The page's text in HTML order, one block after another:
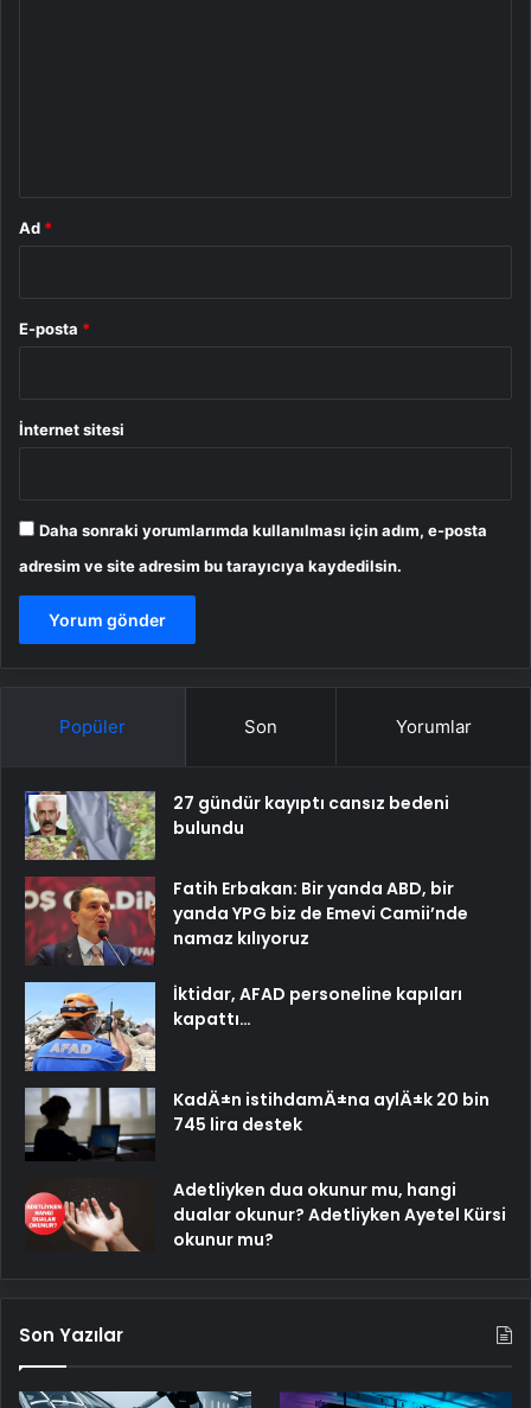
Ad *
E-posta *
İnternet sitesi
Daha sonraki yorumlarımda kullanılması için adım, e-posta
adresim ve site adresim bu tarayıcıya kaydedilsin.
Popüler Son Yorumlar
27 gündür kayıptı cansız bedeni
bulundu
Fatih Erbakan: Bir yanda ABD, bir
yanda YPG biz de Emevi Camii’nde
namaz kılıyoruz
İktidar, AFAD personeline kapıları
kapattı…
KadÄ±n istihdamÄ±na aylÄ±k 20 bin
745 lira destek
Adetliyken dua okunur mu, hangi
dualar okunur? Adetliyken Ayetel Kürsi
okunur mu?
Son Yazılar